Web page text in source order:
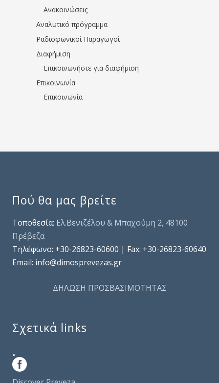
Ανακοινώσεις
Αναλυτικό πρόγραμμα
Ραδιοφωνικοί Παραγωγοί
Διαφήμιση
Επικοινωνήστε για διαφήμιση
Επικοινωνία
Επικοινωνία
Πού θα μας βρείτε
Τοποθεσία: Ελ.Βενιζέλου & Μπαχούμη 2, 48100
Πρέβεζα
Τηλέφωνo: +30-26823-60600 | Fax: +30-26823-60640
Email: info@dimosprevezas.gr
ΔΗΛΩΣΗ ΠΡΟΣΒΑΣΙΜΟΤΗΤΑΣ
Σχετικά links
.